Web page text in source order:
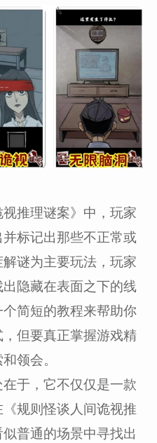
推理谜案》中，玩家
标记出那些不正常或
谜为主要玩法，玩家
隐藏在表面之下的线
简短的教程来帮助你
但要真正掌握游戏精
领会。
于，它不仅仅是一款
规则怪谈人间诡视推
普通的场景中寻找出